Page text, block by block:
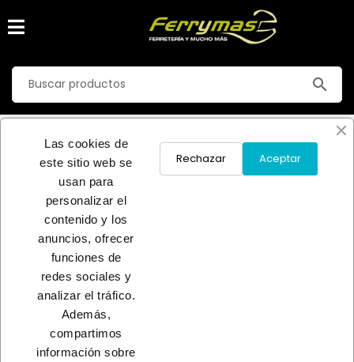
search
Inicio FERRETERIA
MAQ.ELECTR PROFESIONAL
SIERRA CIRCULAR BATERIA
INICIO
No hay productos disponibles
¡Estate atento! Próximamente se añadirán más productos.
Las cookies de
este sitio web se
usan para
personalizar el
contenido y los
anuncios, ofrecer
funciones de
redes sociales y
analizar el tráfico.
Además,
compartimos
información sobre
Aceptar
Rechazar